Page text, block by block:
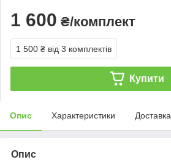
1 600 ₴/комплект
1 500 ₴ від 3 комплектів
Купити
Опис Характеристики Доставка
Опис